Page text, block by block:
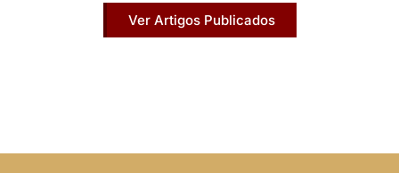
Ver Artigos Publicados